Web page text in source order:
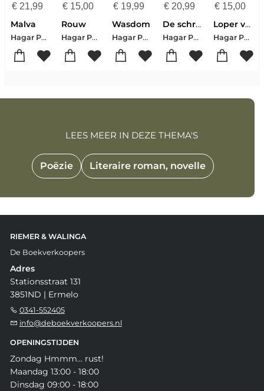
€21,99
Malva
Hagar Peeters
€15,00
Rouw
Hagar Peeters
€ 19,99
Wasdom
Hagar Peeters
€ 20,99
De schrijver is een alleenstaande moeder
Hagar Peeters
€ 15,00
Loper van licht
Hagar Peeters
Poëzie Literaire roman, novelle
LEES MEER IN DEZE THEMA'S
RIEMER & WALINGA
De Boekverkoopers
Adres
Stationsstraat 131
3851ND | Ermelo
0341-552405
info@deboekverkoopers.nl
OPENINGSTIJDEN
Zondag Hmmm... rust!
Maandag 13:00 - 18:00
Dinsdag 09:00 - 18:00